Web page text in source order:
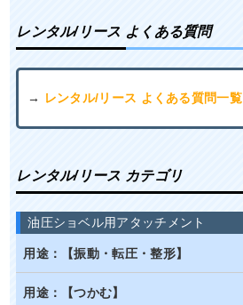
レンタル/リース よくある質問
→ レンタル/リース よくある質問一覧
レンタル/リース カテゴリ
油圧ショベル用アタッチメント
用途：【振動・転圧・整形】
用途：【つかむ】